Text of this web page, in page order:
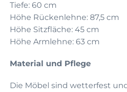
Tiefe: 60 cm
Höhe Rückenlehne: 87,5 cm
Höhe Sitzfläche: 45 cm
Höhe Armlehne: 63 cm
Material und Pflege
Die Möbel sind wetterfest